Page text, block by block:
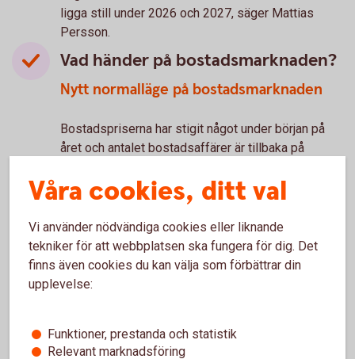
ligga still under 2026 och 2027, säger Mattias
Persson.
Vad händer på bostadsmarknaden?
Nytt normalläge på bostadsmarknaden
Bostadspriserna har stigit något under början på
året och antalet bostadsaffärer är tillbaka på
längre än normalt. Med stöd av stigande köpkraft,
stabila räntor och lättade bolåneregler väntas
aktiviteten på bostadsmarknaden öka något i år
jämfört med i fjol.
– Vi räknar med att bostadspriserna stiger med
omkring 3 procent både i år och nästa år. Samtidigt
riskmedvetenhet hos hushållen samt högre räntor
än under lågränteperioden, säger Mattias Persson.
Våra cookies, ditt val
Vi använder nödvändiga cookies eller liknande
tekniker för att webbplatsen ska fungera för dig. Det
finns även cookies du kan välja som förbättrar din
upplevelse:
Funktioner, prestanda och statistik
Relevant marknadsföring